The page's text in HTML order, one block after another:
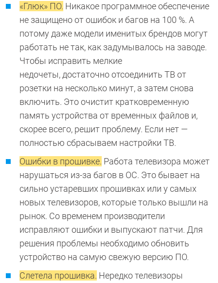
«Глюк» ПО. Никакое программное обеспечение
не защищено от ошибок и багов на 100 %. А
потому даже модели именитых брендов могут
работать не так, как задумывалось на заводе.
Чтобы исправить мелкие
недочеты, достаточно отсоединить ТВ от
розетки на несколько минут, а затем снова
включить. Это очистит кратковременную
память устройства от временных файлов и,
скорее всего, решит проблему. Если нет —
полностью сбрасываем настройки ТВ.
Ошибки в прошивке. Работа телевизора может
нарушаться из-за багов в ОС. Это бывает на
сильно устаревших прошивках или у самых
новых телевизоров, которые только вышли на
рынок. Со временем производители
исправляют ошибки и выпускают патчи. Для
решения проблемы необходимо обновить
устройство на самую свежую версию ПО.
Слетела прошивка. Нередко телевизоры